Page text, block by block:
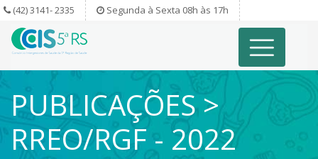
(42) 3141- 2335 Segunda à Sexta 08h às 17h
PUBLICAÇÕES >
RREO/RGF - 2022